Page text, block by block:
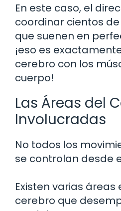
En este caso, el
coordinar cientos
que suenen en
¡eso es
cerebro con los
cuerpo!
Las Áreas del
Involucradas
No todos los
se controlan desde
Existen varias
cerebro que